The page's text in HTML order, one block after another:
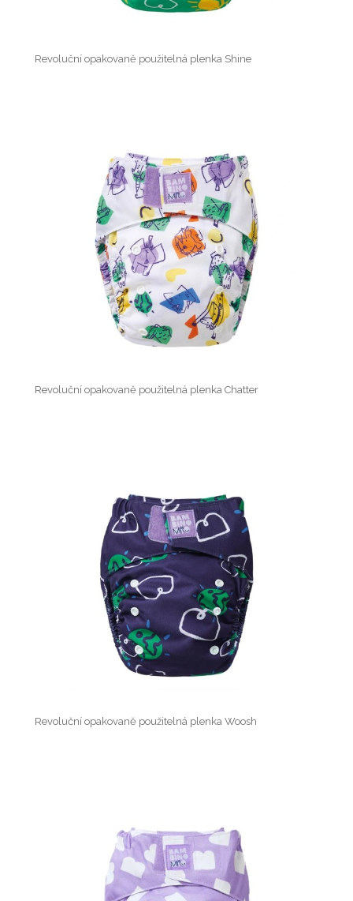
Revoluční opakovaně použitelná plenka Shine
Revoluční opakovaně použitelná plenka Chatter
Revoluční opakovaně použitelná plenka Woosh